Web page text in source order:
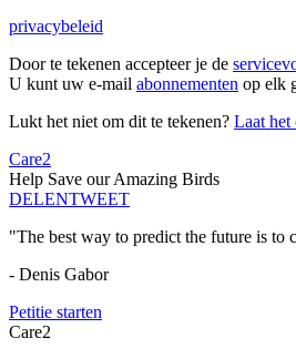
privacybeleid
Door te tekenen accepteer je de
U kunt uw e-mail abonnementen op elk
Lukt het niet om dit te tekenen? Laat het
Care2
Help Save our Amazing Birds
DELENTWEET
"The best way to predict the future is to
- Denis Gabor
Petitie starten
Care2